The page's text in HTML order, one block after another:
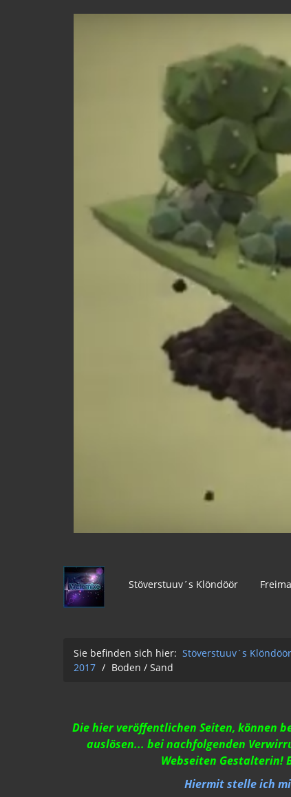
Stöverstuuv´s Klöndöör
Sie befinden sich hier: Stöverstuuv´s Klöndöör
2017 / Boden / Sand
Die hier veröffentlichen Seiten, können
auslösen... bei nachfolgenden
Webseiten Gestalterin!
Hiermit stelle ich